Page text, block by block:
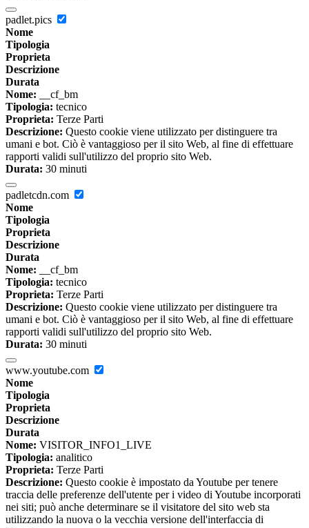
padlet.pics
Nome
Tipologia
Proprieta
Descrizione
Durata
Nome: __cf_bm
Tipologia: tecnico
Proprieta: Terze Parti
Descrizione: Questo cookie viene utilizzato per distinguere tra
umani e bot. Ciò è vantaggioso per il sito Web, al fine di effettuare
rapporti validi sull'utilizzo del proprio sito Web.
Durata: 30 minuti
padletcdn.com
Nome
Tipologia
Proprieta
Descrizione
Durata
Nome: __cf_bm
Tipologia: tecnico
Proprieta: Terze Parti
Descrizione: Questo cookie viene utilizzato per distinguere tra
umani e bot. Ciò è vantaggioso per il sito Web, al fine di effettuare
rapporti validi sull'utilizzo del proprio sito Web.
Durata: 30 minuti
www.youtube.com
Nome
Tipologia
Proprieta
Descrizione
Durata
Nome: VISITOR_INFO1_LIVE
Tipologia: analitico
Proprieta: Terze Parti
Descrizione: Questo cookie è impostato da Youtube per tenere
traccia delle preferenze dell'utente per i video di Youtube incorporati
nei siti; può anche determinare se il visitatore del sito web sta
utilizzando la nuova o la vecchia versione dell'interfaccia di